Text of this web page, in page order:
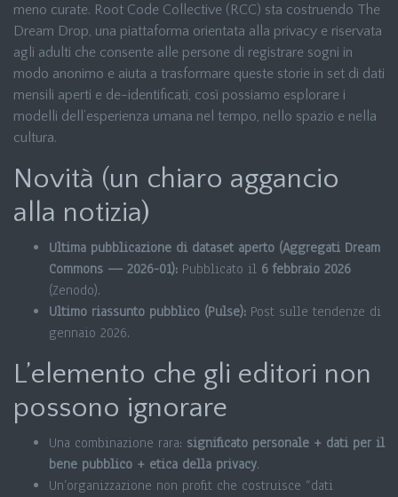
meno curate. Root Code Collective (RCC) sta costruendo The
Dream Drop, una piattaforma orientata alla privacy e riservata
agli adulti che consente alle persone di registrare sogni in
modo anonimo e aiuta a trasformare queste storie in set di dati
mensili aperti e de-identificati, così possiamo esplorare i
modelli dell’esperienza umana nel tempo, nello spazio e nella
cultura.
Novità (un chiaro aggancio
alla notizia)
Ultima pubblicazione di dataset aperto (Aggregati Dream
Commons — 2026-01): Pubblicato il 6 febbraio 2026
(Zenodo).
Ultimo riassunto pubblico (Pulse): Post sulle tendenze di
gennaio 2026.
L’elemento che gli editori non
possono ignorare
Una combinazione rara: significato personale + dati per il
bene pubblico + etica della privacy.
Un’organizzazione non profit che costruisce “dati